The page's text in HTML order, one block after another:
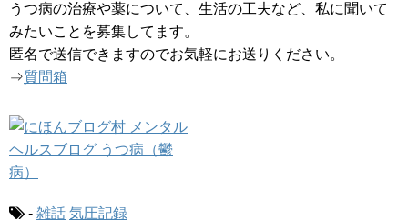
うつ病の治療や薬について、生活の工夫など、私に聞いて
みたいことを募集してます。
匿名で送信できますのでお気軽にお送りください。
⇒質問箱
- 雑話 気圧記録